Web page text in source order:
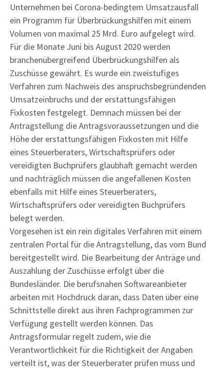
Unternehmen bei Corona-bedingtem Umsatzausfall
ein Programm für Überbrückungshilfen mit einem
Volumen von maximal 25 Mrd. Euro aufgelegt wird.
Für die Monate Juni bis August 2020 werden
branchenübergreifend Überbrückungshilfen als
Zuschüsse gewährt. Es wurde ein zweistufiges
Verfahren zum Nachweis des anspruchsbegründenden
Umsatzeinbruchs und der erstattungsfähigen
Fixkosten festgelegt. Demnach müssen bei der
Antragstellung die Antragsvoraussetzungen und die
Höhe der erstattungsfähigen Fixkosten mit Hilfe
eines Steuerberaters, Wirtschaftsprüfers oder
vereidigten Buchprüfers glaubhaft gemacht werden
und nachträglich müssen die angefallenen Kosten
ebenfalls mit Hilfe eines Steuerberaters,
Wirtschaftsprüfers oder vereidigten Buchprüfers
belegt werden.
Vorgesehen ist ein rein digitales Verfahren mit einem
zentralen Portal für die Antragstellung, das vom Bund
bereitgestellt wird. Die Bearbeitung der Anträge und
Auszahlung der Zuschüsse erfolgt über die
Bundesländer. Die berufsnahen Softwareanbieter
arbeiten mit Hochdruck daran, dass Daten über eine
Schnittstelle direkt aus ihren Fachprogrammen zur
Verfügung gestellt werden können. Das
Antragsformular regelt zudem, wie die
Verantwortlichkeit für die Richtigkeit der Angaben
verteilt ist, was der Steuerberater prüfen muss und